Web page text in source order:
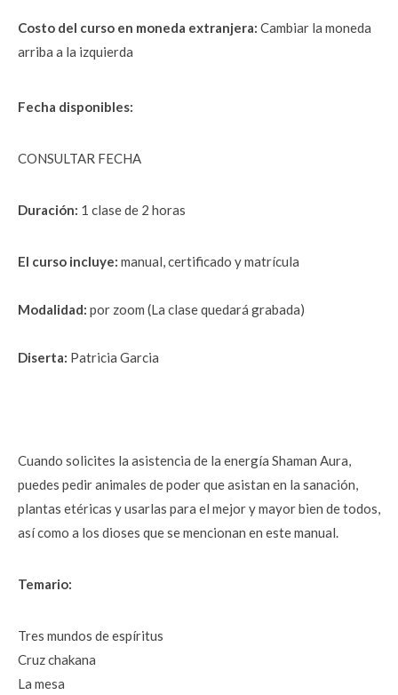
Costo del curso en moneda extranjera: Cambiar la moneda
arriba a la izquierda
Fecha disponibles:
CONSULTAR FECHA
Duración: 1 clase de 2 horas
El curso incluye: manual, certificado y matrícula
Modalidad: por zoom (La clase quedará grabada)
Diserta: Patricia Garcia
Cuando solicites la asistencia de la energía Shaman Aura,
puedes pedir animales de poder que asistan en la sanación,
plantas etéricas y usarlas para el mejor y mayor bien de todos,
así como a los dioses que se mencionan en este manual.
Temario:
Tres mundos de espíritus
Cruz chakana
La mesa